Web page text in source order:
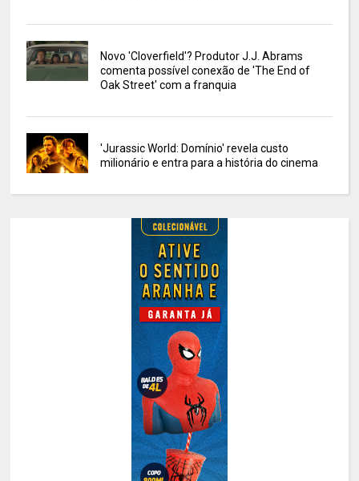
Novo 'Cloverfield'? Produtor J.J. Abrams
comenta possível conexão de 'The End of
Oak Street' com a franquia
'Jurassic World: Domínio' revela custo
milionário e entra para a história do cinema